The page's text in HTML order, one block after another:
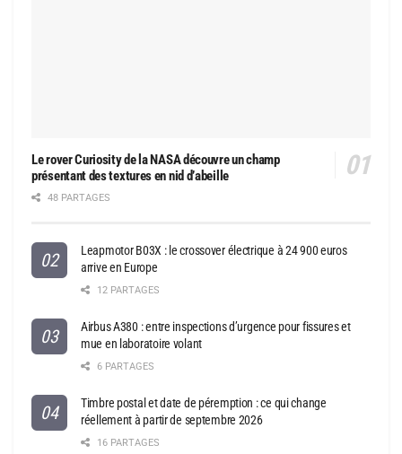
Le rover Curiosity de la NASA découvre un champ
présentant des textures en nid d’abeille
48 PARTAGES
Leapmotor B03X : le crossover électrique à 24 900 euros
arrive en Europe
12 PARTAGES
Airbus A380 : entre inspections d’urgence pour fissures et
mue en laboratoire volant
6 PARTAGES
Timbre postal et date de péremption : ce qui change
réellement à partir de septembre 2026
16 PARTAGES